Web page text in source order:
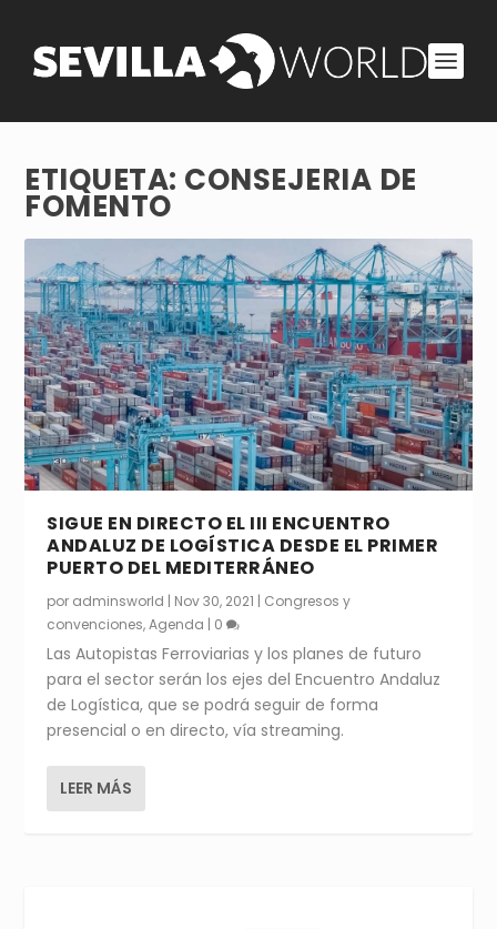
ETIQUETA: CONSEJERIA DE
FOMENTO
SIGUE EN DIRECTO EL III ENCUENTRO
ANDALUZ DE LOGÍSTICA DESDE EL PRIMER
PUERTO DEL MEDITERRÁNEO
por adminsworld | Nov 30, 2021 | Congresos y
convenciones,Agenda | 0
Las Autopistas Ferroviarias y los planes de futuro
para el sector serán los ejes del Encuentro Andaluz
de Logística, que se podrá seguir de forma
presencial o en directo, vía streaming.
LEER MÁS